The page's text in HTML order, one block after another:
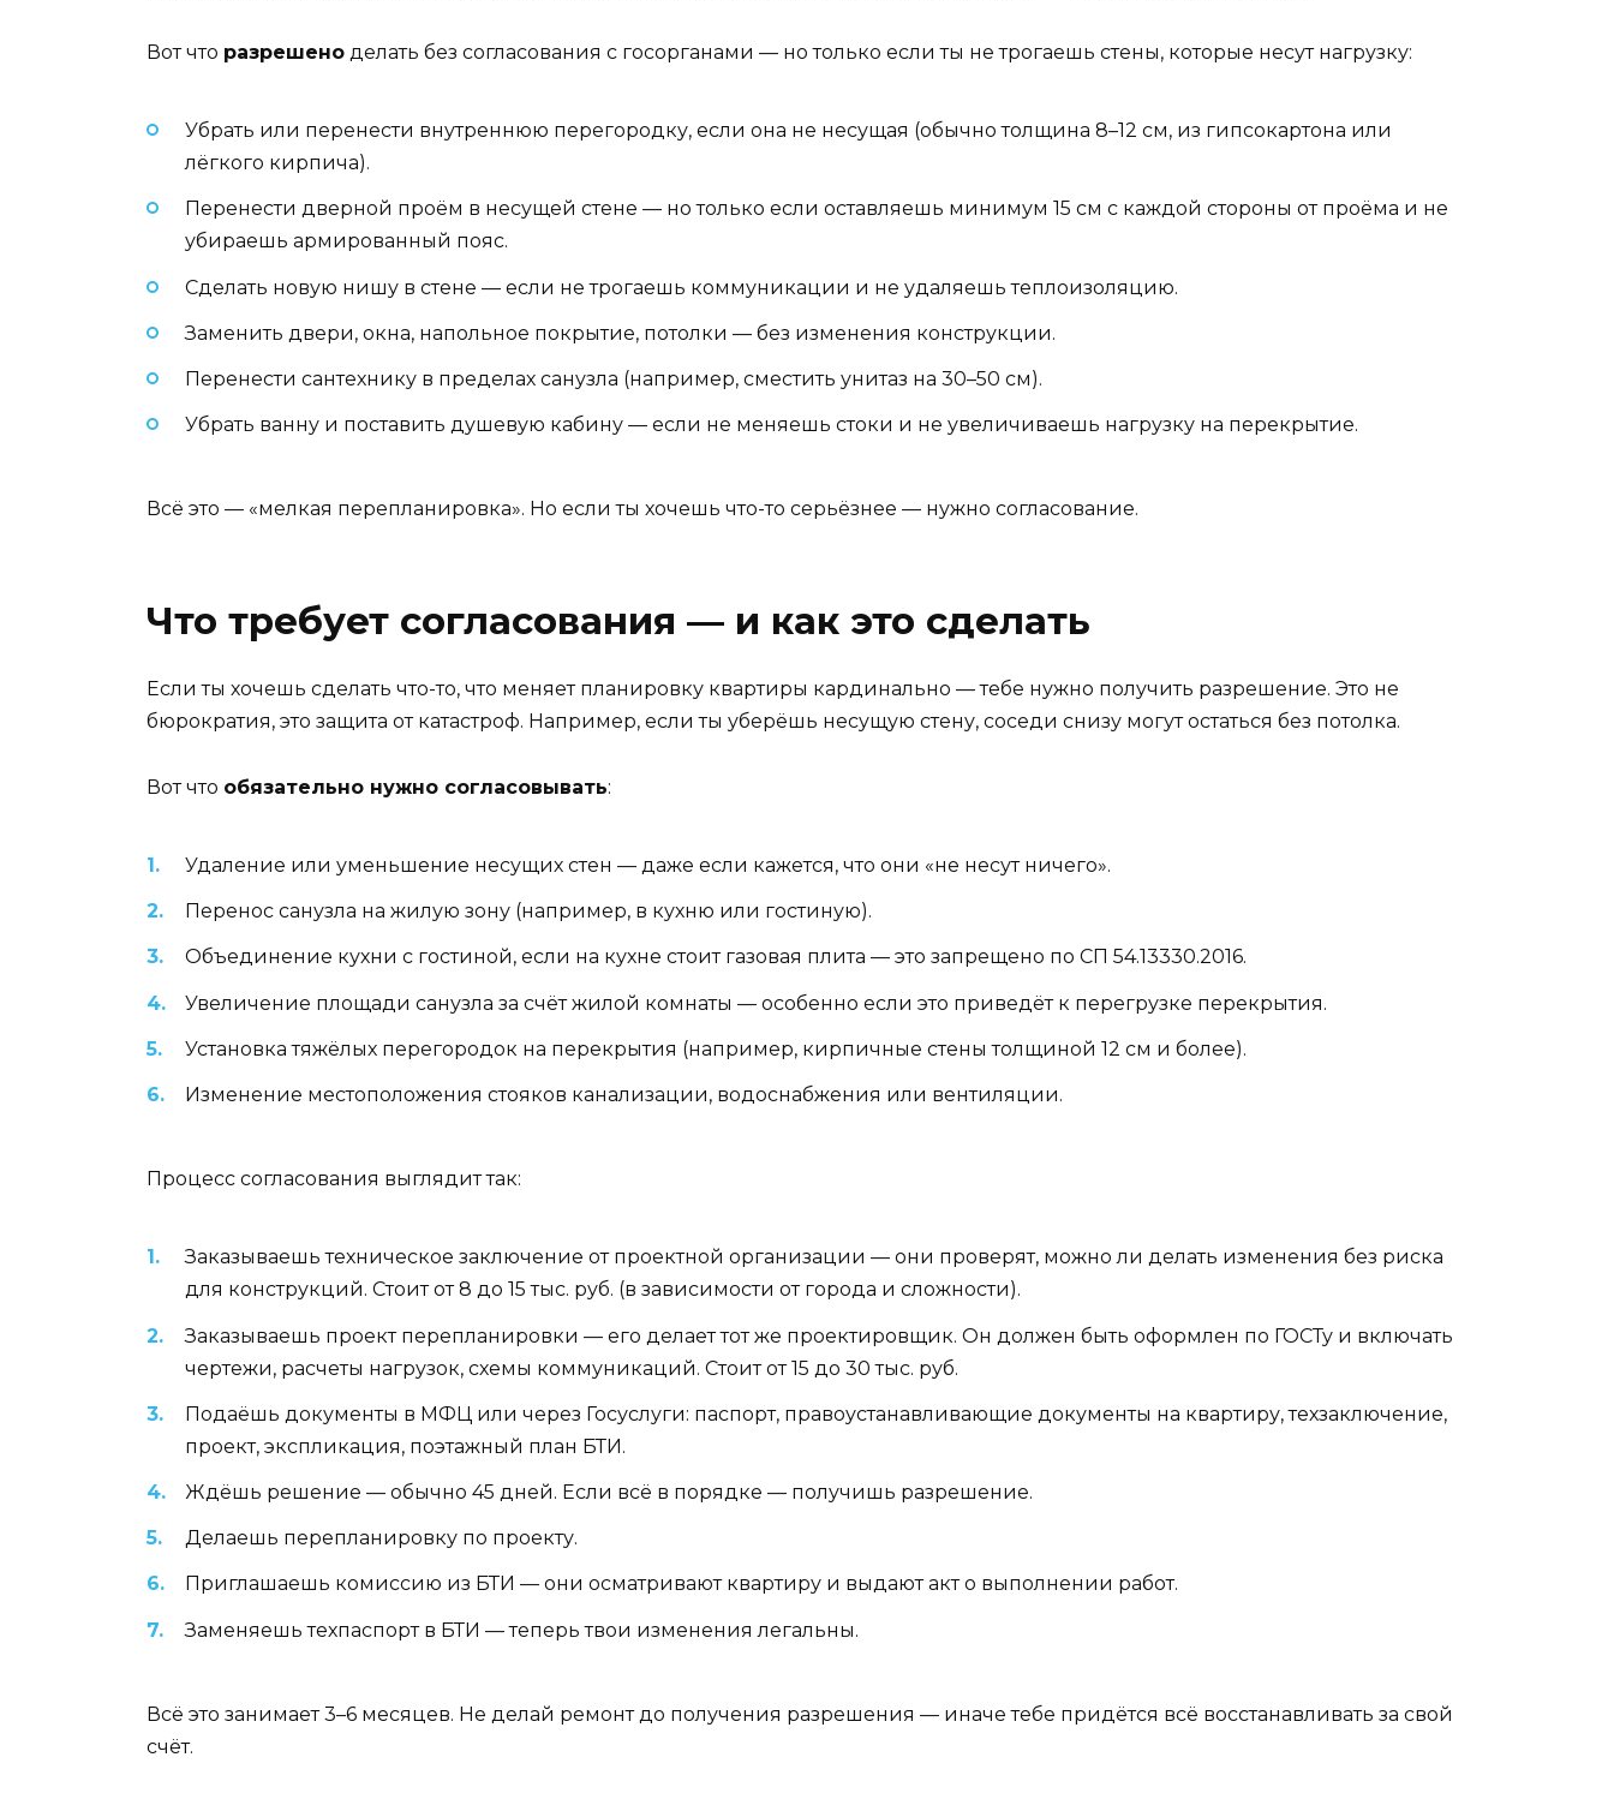
Вот что разрешено делать без согласования с госорганами — но только если ты не трогаешь стены, которые несут нагрузку:
Убрать или перенести внутреннюю перегородку, если она не несущая (обычно толщина 8–12 см, из гипсокартона или
лёгкого кирпича).
Перенести дверной проём в несущей стене — но только если оставляешь минимум 15 см с каждой стороны от проёма и не
убираешь армированный пояс.
Сделать новую нишу в стене — если не трогаешь коммуникации и не удаляешь теплоизоляцию.
Заменить двери, окна, напольное покрытие, потолки — без изменения конструкции.
Перенести сантехнику в пределах санузла (например, сместить унитаз на 30–50 см).
Убрать ванну и поставить душевую кабину — если не меняешь стоки и не увеличиваешь нагрузку на перекрытие.
Всё это — «мелкая перепланировка». Но если ты хочешь что-то серьёзнее — нужно согласование.
Что требует согласования — и как это сделать
Если ты хочешь сделать что-то, что меняет планировку квартиры кардинально — тебе нужно получить разрешение. Это не
бюрократия, это защита от катастроф. Например, если ты уберёшь несущую стену, соседи снизу могут остаться без потолка.
Вот что обязательно нужно согласовывать:
Удаление или уменьшение несущих стен — даже если кажется, что они «не несут ничего».
Перенос санузла на жилую зону (например, в кухню или гостиную).
Объединение кухни с гостиной, если на кухне стоит газовая плита — это запрещено по СП 54.13330.2016.
Увеличение площади санузла за счёт жилой комнаты — особенно если это приведёт к перегрузке перекрытия.
Установка тяжёлых перегородок на перекрытия (например, кирпичные стены толщиной 12 см и более).
Изменение местоположения стояков канализации, водоснабжения или вентиляции.
Процесс согласования выглядит так:
Заказываешь техническое заключение от проектной организации — они проверят, можно ли делать изменения без риска
для конструкций. Стоит от 8 до 15 тыс. руб. (в зависимости от города и сложности).
Заказываешь проект перепланировки — его делает тот же проектировщик. Он должен быть оформлен по ГОСТу и включать
чертежи, расчеты нагрузок, схемы коммуникаций. Стоит от 15 до 30 тыс. руб.
Подаёшь документы в МФЦ или через Госуслуги: паспорт, правоустанавливающие документы на квартиру, техзаключение,
проект, экспликация, поэтажный план БТИ.
Ждёшь решение — обычно 45 дней. Если всё в порядке — получишь разрешение.
Делаешь перепланировку по проекту.
Приглашаешь комиссию из БТИ — они осматривают квартиру и выдают акт о выполнении работ.
Заменяешь техпаспорт в БТИ — теперь твои изменения легальны.
Всё это занимает 3–6 месяцев. Не делай ремонт до получения разрешения — иначе тебе придётся всё восстанавливать за свой
счёт.